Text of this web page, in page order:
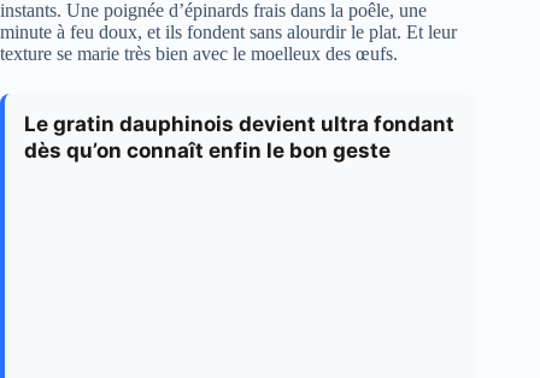
instants. Une poignée d’épinards frais dans la poêle, une
minute à feu doux, et ils fondent sans alourdir le plat. Et leur
texture se marie très bien avec le moelleux des œufs.
Le gratin dauphinois devient ultra fondant
dès qu’on connaît enfin le bon geste